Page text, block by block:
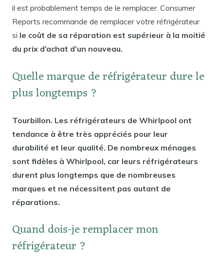
il est probablement temps de le remplacer. Consumer
Reports recommande de remplacer votre réfrigérateur
si le coût de sa réparation est supérieur à la moitié
du prix d’achat d’un nouveau.
Quelle marque de réfrigérateur dure le
plus longtemps ?
Tourbillon. Les réfrigérateurs de Whirlpool ont
tendance à être très appréciés pour leur
durabilité et leur qualité. De nombreux ménages
sont fidèles à Whirlpool, car leurs réfrigérateurs
durent plus longtemps que de nombreuses
marques et ne nécessitent pas autant de
réparations.
Quand dois-je remplacer mon
réfrigérateur ?